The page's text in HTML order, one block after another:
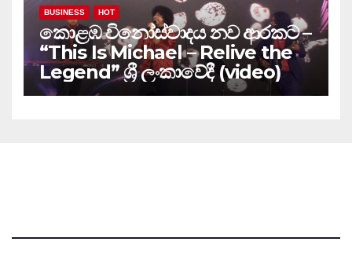
BUSINESS HOT
කොළඹ විනෝස්වාදය නව ආරකට –
“This Is Michael – Relive the
Legend” ශ්‍රී ලංකාවේදී (video)